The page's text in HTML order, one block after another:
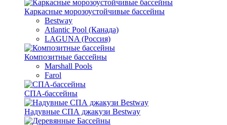
Каркасные морозоустойчивые бассейны
Bestway
Atlantic Pool (Канада)
LAGUNA (Россия)
Композитные бассейны
Marshall Pools
Farol
СПА-бассейны
Надувные СПА джакузи Bestway